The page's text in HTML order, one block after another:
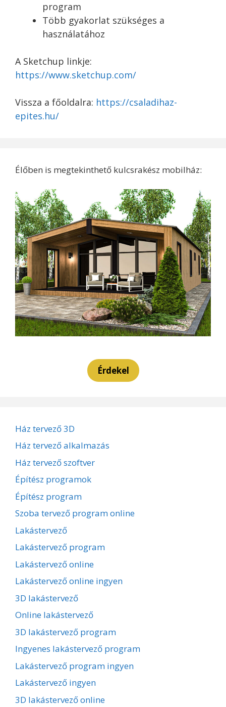
program
Több gyakorlat szükséges a
használatához
A Sketchup linkje:
https://www.sketchup.com/
Vissza a főoldalra: https://csaladihaz-
epites.hu/
Élőben is megtekinthető kulcsrakész mobilház:
Érdekel
Ház tervező 3D
Ház tervező alkalmazás
Ház tervező szoftver
Építész programok
Építész program
Szoba tervező program online
Lakástervező
Lakástervező program
Lakástervező online
Lakástervező online ingyen
3D lakástervező
Online lakástervező
3D lakástervező program
Ingyenes lakástervező program
Lakástervező program ingyen
Lakástervező ingyen
3D lakástervező online